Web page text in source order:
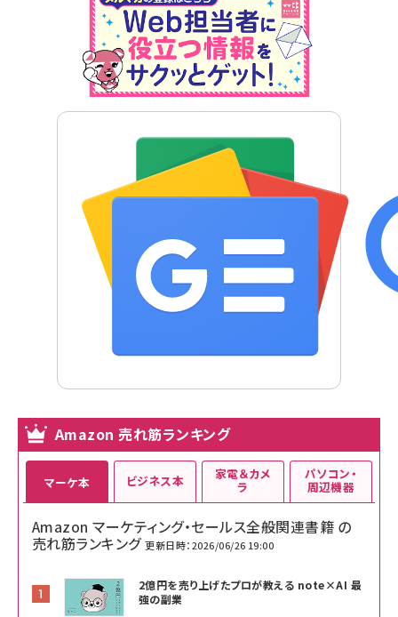
Amazon 売れ筋ランキング
マーケ本
Amazon マーケティング・セールス全般関連書籍 の
売れ筋ランキング 更新日時：2026/06/26 19:00
2億円を売り上げたプロが教える note×AI 最
強の副業
ビジネス本 家電＆カメ
ラ
パソコン・
周辺機器